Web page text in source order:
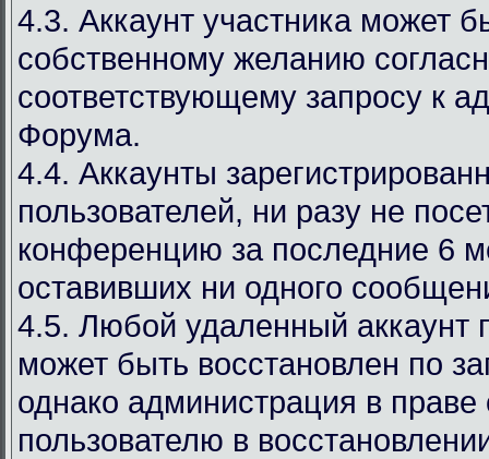
4.3. Аккаунт участника может
собственному желанию
соответствующему запросу к
Форума.
4.4. Аккаунты
пользователей, ни разу не
конференцию за последние 6
оставивших ни одного
4.5. Любой удаленный аккаунт
может быть восстановлен по
однако администрация в праве
пользователю в